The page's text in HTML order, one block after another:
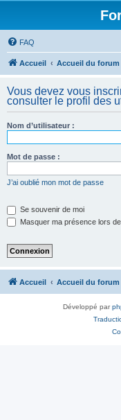
FAQ
Accueil Accueil du forum
Vous devez vous
consulter le profil des
Nom d’utilisateur :
Mot de passe :
J’ai oublié mon mot de passe
Se souvenir de moi
Masquer ma présence lors
Accueil Accueil du forum
Développé par